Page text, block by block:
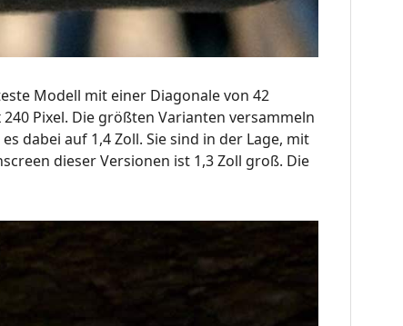
Modell mit einer Diagonale von 42
Pixel. Die größten Varianten versammeln
dabei auf 1,4 Zoll. Sie sind in der Lage, mit
dieser Versionen ist 1,3 Zoll groß. Die